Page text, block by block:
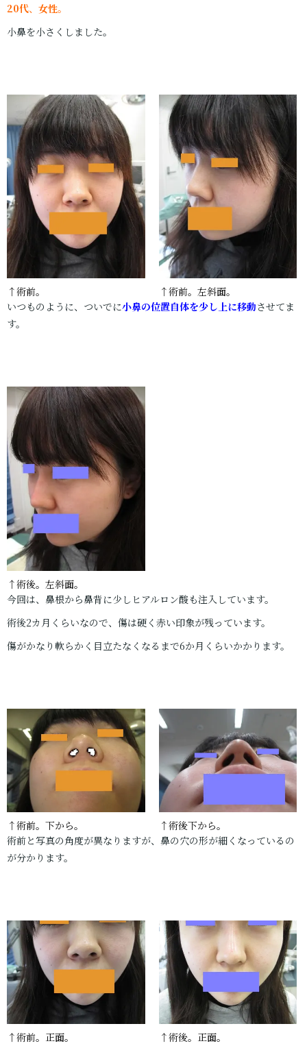
20代、 女性。
小鼻を小さくしました。
↑術前。
↑術前。左斜面。
いつものように、ついでに小鼻の位置自体を少し上に移動させてま
す。
↑術後。左斜面。
今回は、鼻根から鼻背に少しヒアルロン酸も注入しています。
術後2カ月くらいなので、傷は硬く赤い印象が残っています。
傷がかなり軟らかく目立たなくなるまで6か月くらいかかります。
↑術前。下から。
↑術後下から。
術前と写真の角度が異なりますが、鼻の穴の形が細くなっているの
が分かります。
↑術前。正面。 ↑術後。正面。